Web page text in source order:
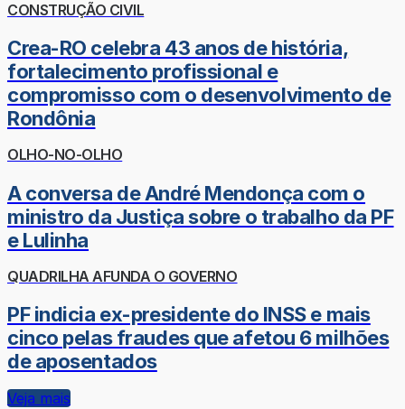
CONSTRUÇÃO CIVIL
Crea-RO celebra 43 anos de história,
fortalecimento profissional e
compromisso com o desenvolvimento de
Rondônia
OLHO-NO-OLHO
A conversa de André Mendonça com o
ministro da Justiça sobre o trabalho da PF
e Lulinha
QUADRILHA AFUNDA O GOVERNO
PF indicia ex-presidente do INSS e mais
cinco pelas fraudes que afetou 6 milhões
de aposentados
Veja mais